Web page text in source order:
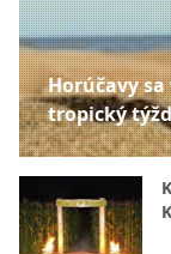
Horúčavy
tropický